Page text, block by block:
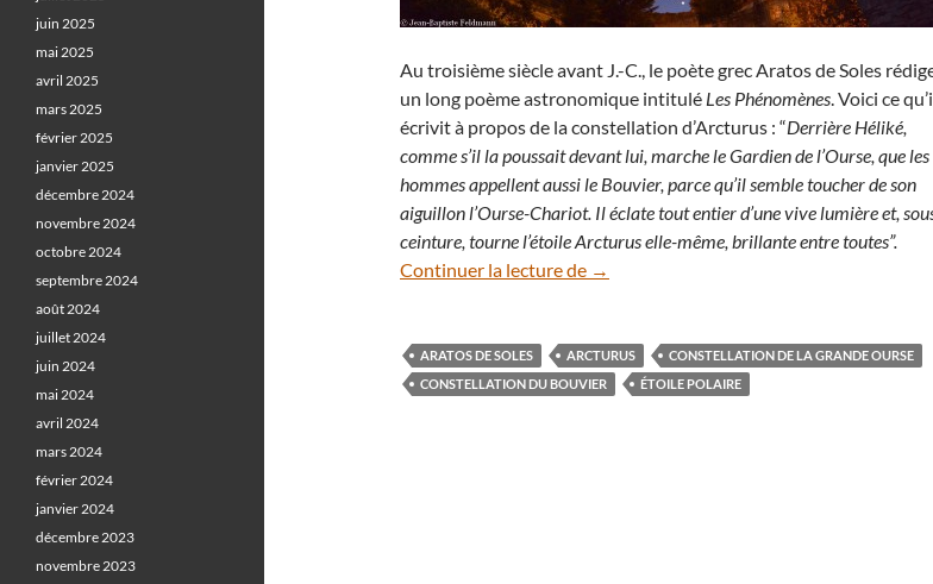
Au troisième siècle avant J.-C., le poète grec Aratos de Soles
un long poème astronomique intitulé Les Phénomènes. Voici ce
écrivit à propos de la constellation d’Arcturus : “Derrière Héliké,
comme s’il la poussait devant lui, marche le Gardien de l’Ourse, que les
hommes appellent aussi le Bouvier, parce qu’il semble toucher de son
aiguillon l’Ourse-Chariot. Il éclate tout entier d’une vive lumière et,
ceinture, tourne l’étoile Arcturus elle-même, brillante entre toutes”.
Continuer la lecture de La constellation du Bouvier, un cerf-volant
→
ARATOS DE SOLES ARCTURUS
CONSTELLATION DE LA GRANDE OURSE
CONSTELLATION DU BOUVIER
ÉTOILE POLAIRE
juin 2025
mai 2025
avril 2025
mars 2025
février 2025
janvier 2025
décembre 2024
novembre 2024
octobre 2024
septembre 2024
août 2024
juillet 2024
juin 2024
mai 2024
avril 2024
mars 2024
février 2024
janvier 2024
décembre 2023
novembre 2023